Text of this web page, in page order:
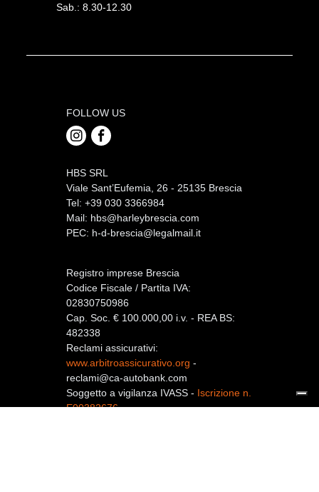
Sab.: 8.30-12.30
FOLLOW US
HBS SRL
Viale Sant’Eufemia, 26 - 25135 Brescia
Tel: +39 030 3366984
Mail: hbs@harleybrescia.com
PEC: h-d-brescia@legalmail.it
Registro imprese Brescia
Codice Fiscale / Partita IVA:
02830750986
Cap. Soc. € 100.000,00 i.v. - REA BS:
482338
Reclami assicurativi:
www.arbitroassicurativo.org -
reclami@ca-autobank.com
Soggetto a vigilanza IVASS - Iscrizione n.
E00382676